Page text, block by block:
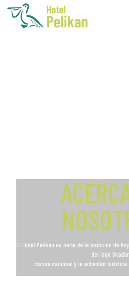
El Hotel Pelikan es parte de la tradición de
del lago
cocina nacional y la actividad turística